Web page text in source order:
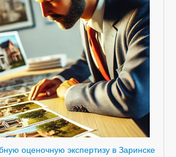
оценочную экспертизу в Заринске